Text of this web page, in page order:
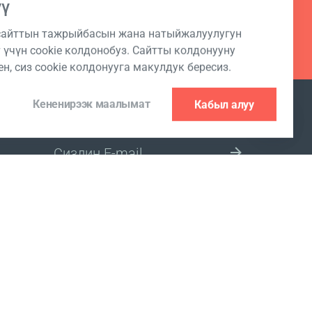
тажрыйбасын жана натыйжалуулугун
үчүн cookie колдонобуз. Сайтты колдонууну
сиз cookie колдонууга макулдук бересиз.
Кененирээк маалымат Кабыл алуу
РАССЫЛКАГА ЖАЗЫЛЫҢЫЗ